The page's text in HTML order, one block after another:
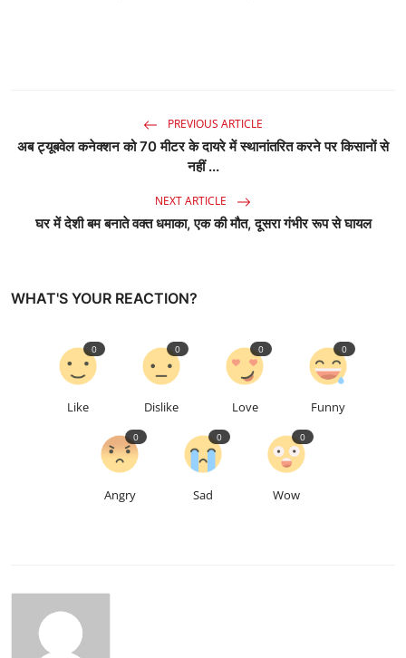
PREVIOUS ARTICLE
अब ट्यूबवेल कनेक्शन को 70 मीटर के दायरे में स्थानांतरित करने पर किसानों से
नहीं ...
NEXT ARTICLE
घर में देशी बम बनाते वक्त धमाका, एक की मौत, दूसरा गंभीर रूप से घायल
WHAT'S YOUR REACTION?
Like
0
Dislike
0
Love
0
Funny
0
Angry
0
Sad
0
Wow
0